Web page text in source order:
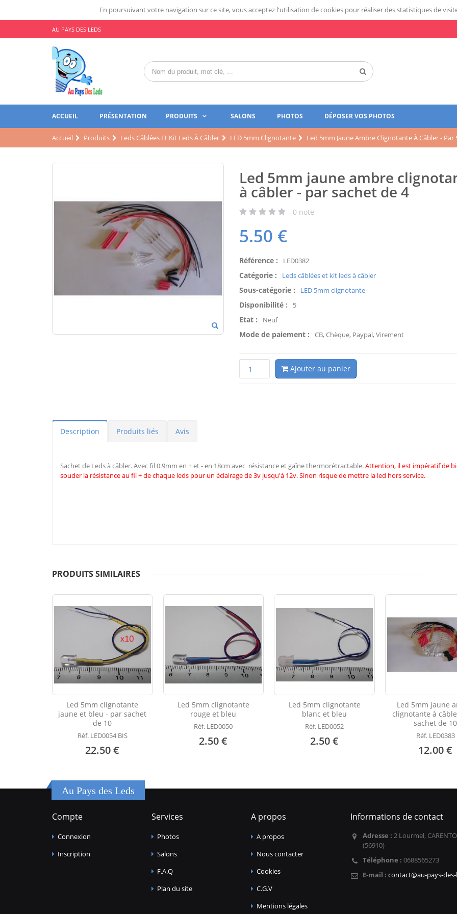
En poursuivant votre navigation sur ce site, vous acceptez l'utilisation de cookies pour réaliser des statistiques de
AU PAYS DES LEDS
ACCUEIL PRÉSENTATION PRODUITS SALONS PHOTOS DÉPOSER VOS PHOTOS
Accueil Produits Leds Câblées Et Kit Leds À Câbler LED 5mm Clignotante Led 5mm Jaune Ambre Clignotante À Câbler - Par
Led 5mm jaune ambre
à câbler - par sachet de 4
0 note
5.50 €
Référence : LED0382
Catégorie : Leds câblées et kit leds à câbler
Sous-catégorie : LED 5mm clignotante
Disponibilité : 5
Etat : Neuf
Mode de paiement : CB, Chèque, Paypal, Virement
Ajouter au panier
Description Produits liés Avis
Sachet de Leds à câbler. Avec fil 0.9mm en + et - en 18cm avec résistance et gaîne thermorétractable.Attention, il est impératif de
souder la résistance au fil + de chaque leds pour un éclairage de 3v jusqu'à 12v. Sinon risque de mettre la led hors service.
PRODUITS SIMILAIRES
Led 5mm clignotante
jaune et bleu - par sachet
de 10
Réf. LED0054 BIS
22.50 €
Led 5mm clignotante
rouge et bleu
Réf. LED0050
2.50 €
Led 5mm clignotante
blanc et bleu
Réf. LED0052
2.50 €
Led 5mm jaune
clignotante à
sachet de 10
Réf. LED0383
12.00 €
Au Pays des Leds
Compte
Connexion
Inscription
Services
Photos
Salons
F.A.Q
Plan du site
A propos
A propos
Nous contacter
Cookies
C.G.V
Mentions légales
Informations de contact
Adresse : 2 Lourmel,
(56910)
Téléphone : 0688565273
E-mail : contact@au-pays-